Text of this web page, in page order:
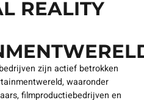
ZIJN
REALITY